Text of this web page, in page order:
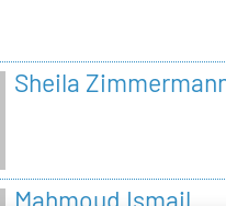
Sheila
Mahmoud Ismail